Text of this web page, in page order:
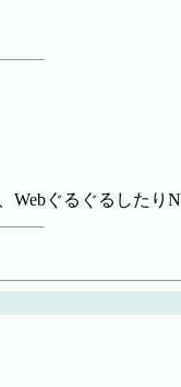
Webぐるぐるしたり